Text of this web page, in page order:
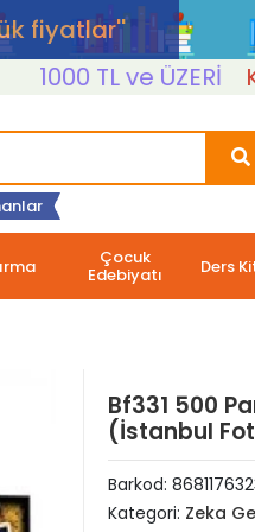
fiyatlar''
TL ve ÜZERİ
Çocuk
Edebiyatı Ders
Bf331 500
(İstanbul
Barkod:
Kategori: Zeka